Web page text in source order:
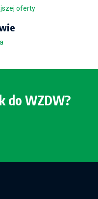
oferty
do WZDW?